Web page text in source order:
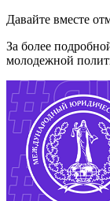
Давайте вместе
За более
молодежной